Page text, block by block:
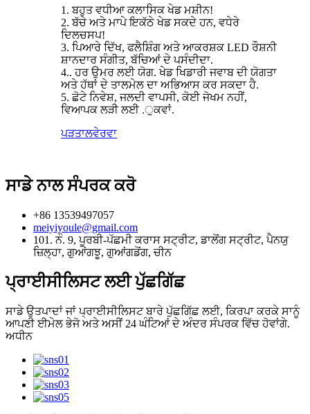
1. ਬਹੁਤ ਵਧੀਆ ਕਲਾਸਿਕ ਖੇਡ ਮਸ਼ੀਨ!
2. ਬੱਚੇ ਅਤੇ ਮਾਪੇ ਇਕੱਠੇ ਖੇਡ ਸਕਦੇ ਹਨ, ਵਧੇਰੇ
ਦਿਲਚਸਪ!
3. ਪਿਆਰੇ ਦਿੱਖ, ਫਲੈਸ਼ਿੰਗ ਅਤੇ ਆਕਰਸ਼ਕ LED ਰੌਸ਼ਨੀ
ਸ਼ਾਨਦਾਰ ਸੰਗੀਤ, ਬੱਚਿਆਂ ਦੇ ਪਸੰਦੀਦਾ.
4.. ਹਰ ਉਮਰ ਲਈ ਯੋਗ. ਖੇਡ ਖਿਡਾਰੀ ਜਵਾਬ ਦੀ ਯੋਗਤਾ
ਅਤੇ ਹੱਥਾਂ ਦੇ ਤਾਲਮੇਲ ਦਾ ਅਭਿਆਸ ਕਰ ਸਕਦਾ ਹੈ.
5. ਛੋਟੇ ਨਿਵੇਸ਼, ਜਲਦੀ ਵਾਪਸੀ, ਕੋਈ ਜੋਖਮ ਨਹੀਂ,
ਵਿਆਪਕ ਲੜੀ ਲਈ .ੁਕਵਾਂ.
ਪੜਤਾਲਵੇਰਵਾ
ਸਾਡੇ ਨਾਲ ਸੰਪਰਕ ਕਰੋ
+86 13539497057
meiyiyoule@gmail.com
101. ਨੰ. 9, ਪੂਰਬੀ-ਪੱਛਮੀ ਕਰਾਸ ਸਟ੍ਰੀਟ, ਡਾਲੋਂਗ ਸਟ੍ਰੀਟ, ਪੈਨਯੁ
ਜ਼ਿਲ੍ਹਾ, ਗੁਆਂਗਝੂ, ਗੁਆਂਗਡੋਂਗ, ਚੀਨ
ਪ੍ਰਾਈਸੀਲਿਸਟ ਲਈ ਪੁੱਛਗਿੱਛ
ਸਾਡੇ ਉਤਪਾਦਾਂ ਜਾਂ ਪ੍ਰਾਈਸੀਲਿਸਟ ਬਾਰੇ ਪੁੱਛਗਿੱਛ ਲਈ, ਕਿਰਪਾ ਕਰਕੇ ਸਾਨੂੰ
ਆਪਣੀ ਈਮੇਲ ਭੇਜੋ ਅਤੇ ਅਸੀਂ 24 ਘੰਟਿਆਂ ਦੇ ਅੰਦਰ ਸੰਪਰਕ ਵਿੱਚ ਹੋਵਾਂਗੇ.
ਅਧੀਨ